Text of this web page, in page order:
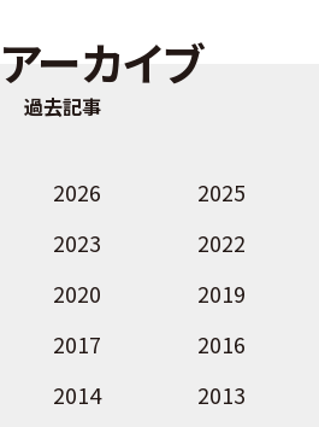
アーカイブ
過去記事
2026 2025
2023
2022
2020
2019
2017
2016
2014
2013